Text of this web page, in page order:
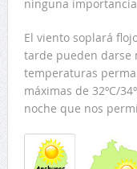
ninguna
El viento soplará
tarde pueden darse
temperaturas
máximas de 32ºC/
noche que nos